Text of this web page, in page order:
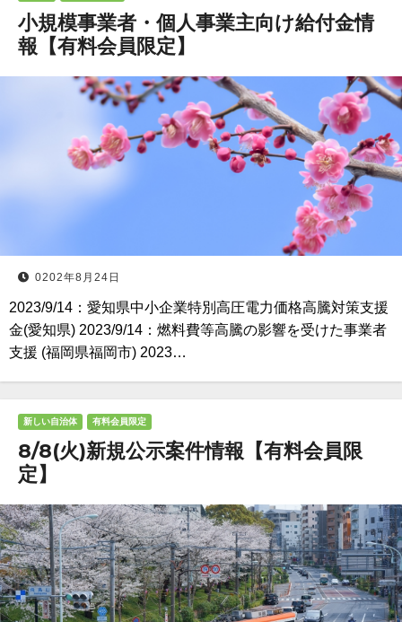
小規模事業者・個人事業主向け給付金情
報【有料会員限定】
0202年8月24日
2023/9/14：愛知県中小企業特別高圧電力価格高騰対策支援
金(愛知県) 2023/9/14：燃料費等高騰の影響を受けた事業者
支援 (福岡県福岡市) 2023…
新しい自治体 有料会員限定
8/8(火)新規公示案件情報【有料会員限
定】